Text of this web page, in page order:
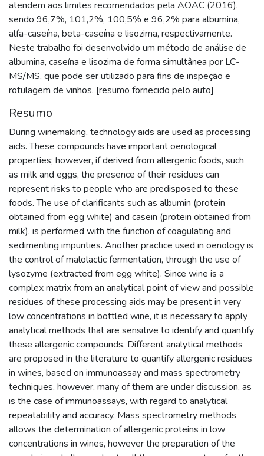
atendem aos limites recomendados pela AOAC (2016),
sendo 96,7%, 101,2%, 100,5% e 96,2% para albumina,
alfa-caseína, beta-caseína e lisozima, respectivamente.
Neste trabalho foi desenvolvido um método de análise de
albumina, caseína e lisozima de forma simultânea por LC-
MS/MS, que pode ser utilizado para fins de inspeção e
rotulagem de vinhos. [resumo fornecido pelo auto]
Resumo
During winemaking, technology aids are used as processing
aids. These compounds have important oenological
properties; however, if derived from allergenic foods, such
as milk and eggs, the presence of their residues can
represent risks to people who are predisposed to these
foods. The use of clarificants such as albumin (protein
obtained from egg white) and casein (protein obtained from
milk), is performed with the function of coagulating and
sedimenting impurities. Another practice used in oenology is
the control of malolactic fermentation, through the use of
lysozyme (extracted from egg white). Since wine is a
complex matrix from an analytical point of view and possible
residues of these processing aids may be present in very
low concentrations in bottled wine, it is necessary to apply
analytical methods that are sensitive to identify and quantify
these allergenic compounds. Different analytical methods
are proposed in the literature to quantify allergenic residues
in wines, based on immunoassay and mass spectrometry
techniques, however, many of them are under discussion, as
is the case of immunoassays, with regard to analytical
repeatability and accuracy. Mass spectrometry methods
allows the determination of allergenic proteins in low
concentrations in wines, however the preparation of the